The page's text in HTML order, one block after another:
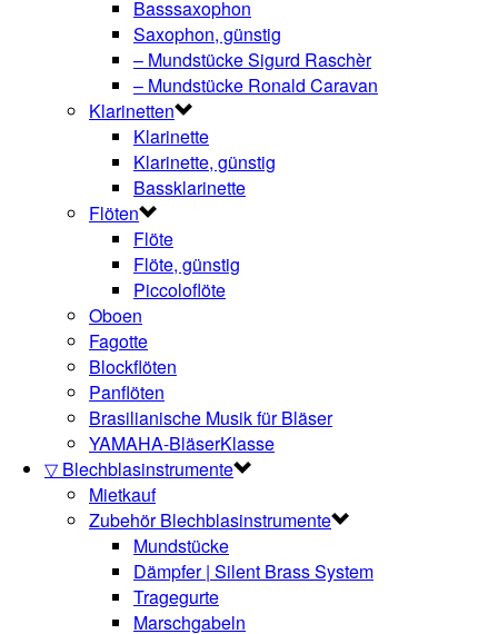
Basssaxophon
Saxophon, günstig
– Mundstücke Sigurd Raschèr
– Mundstücke Ronald Caravan
Klarinetten
Klarinette
Klarinette, günstig
Bassklarinette
Flöten
Flöte
Flöte, günstig
Piccoloflöte
Oboen
Fagotte
Blockflöten
Panflöten
Brasilianische Musik für Bläser
YAMAHA-BläserKlasse
▽ Blechblasinstrumente
Mietkauf
Zubehör Blechblasinstrumente
Mundstücke
Dämpfer | Silent Brass System
Tragegurte
Marschgabeln